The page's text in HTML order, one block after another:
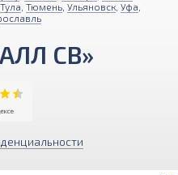
Тула Тюмень Ульяновск Уфа
СВ»